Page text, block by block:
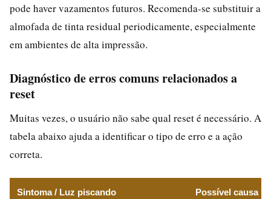
pode haver vazamentos futuros. Recomenda-se substituir a
almofada de tinta residual periodicamente, especialmente
em ambientes de alta impressão.
Diagnóstico de erros comuns relacionados a
reset
Muitas vezes, o usuário não sabe qual reset é necessário. A
tabela abaixo ajuda a identificar o tipo de erro e a ação
correta.
Sintoma / Luz piscando Possível causa